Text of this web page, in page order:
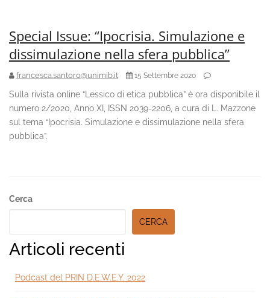
Special Issue: “Ipocrisia. Simulazione e
dissimulazione nella sfera pubblica”
francesca.santoro@unimib.it 15 Settembre 2020
Sulla rivista online “Lessico di etica pubblica” è ora disponibile il
numero 2/2020, Anno XI, ISSN 2039-2206, a cura di L. Mazzone
sul tema “Ipocrisia. Simulazione e dissimulazione nella sfera
pubblica”.
Secondary
Cerca
CERCA
Articoli recenti
Podcast del PRIN D.E.W.E.Y. 2022